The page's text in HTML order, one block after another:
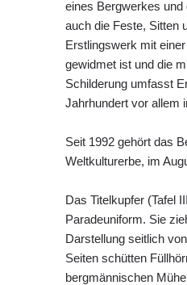
eines Bergwerkes
auch die Feste, Sitten
Erstlingswerk mit
gewidmet ist und die
Schilderung umfasst
Jahrhundert vor allem
Seit 1992 gehört das
Weltkulturerbe, im
Das Titelkupfer (Tafel
Paradeuniform. Sie
Darstellung seitlich
Seiten schütten
bergmännischen